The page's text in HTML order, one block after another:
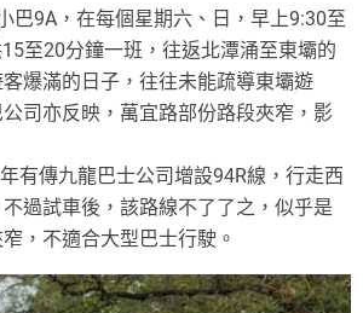
巴9A，在每個星期六、日，早上9:30至
至20分鐘一班，往返北潭涌至東壩的
爆滿的日子，往往未能疏導東壩遊
司亦反映，萬宜路部份路段夾窄，影
有傳九龍巴士公司增設94R線，行走西
過試車後，該路線不了了之，似乎是
，不適合大型巴士行駛。